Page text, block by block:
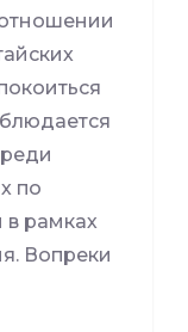
по
рамках
Вопреки